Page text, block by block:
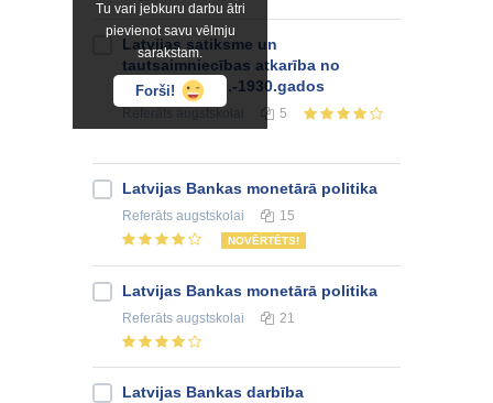
Tu vari jebkuru darbu ātri
pievienot savu vēlmju
sarakstam.
Forši!
Latvijas satiksme un
tautsaimniecības atkarība no
ārzemēm 1920.-1930.gados
5
Latvijas Bankas monetārā politika
Referāts augstskolai 15
NOVĒRTĒTS!
Latvijas Bankas monetārā politika
Referāts augstskolai 21
Latvijas Bankas darbība